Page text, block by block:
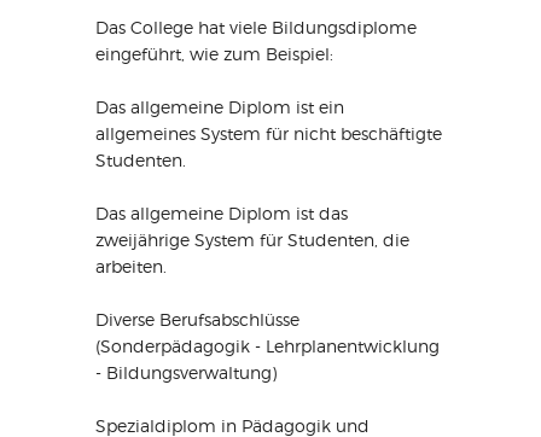
Das College hat viele Bildungsdiplome
eingeführt, wie zum Beispiel:
Das allgemeine Diplom ist ein
allgemeines System für nicht beschäftigte
Studenten.
Das allgemeine Diplom ist das
zweijährige System für Studenten, die
arbeiten.
Diverse Berufsabschlüsse
(Sonderpädagogik - Lehrplanentwicklung
- Bildungsverwaltung)
Spezialdiplom in Pädagogik und